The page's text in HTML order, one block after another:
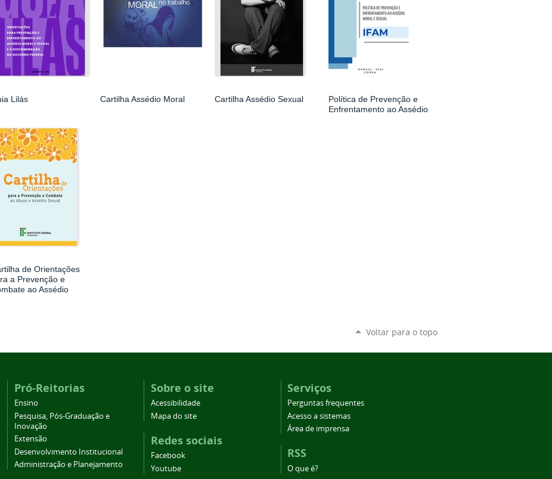
Lilás Cartilha Assédio Moral Cartilha Assédio Sexual
Política de Prevenção e
Enfrentamento ao Assédio
de Orientações
a Prevenção e
ao Assédio
Voltar para o topo
Pró-Reitorias
Ensino
Pesquisa, Pós-Graduação e
Inovação
Extensão
Desenvolvimento Institucional
Administração e Planejamento
Sobre o site
Acessibilidade
Mapa do site
Redes sociais
Facebook
Youtube
Serviços
Perguntas frequentes
Acesso a sistemas
Área de imprensa
RSS
O que é?